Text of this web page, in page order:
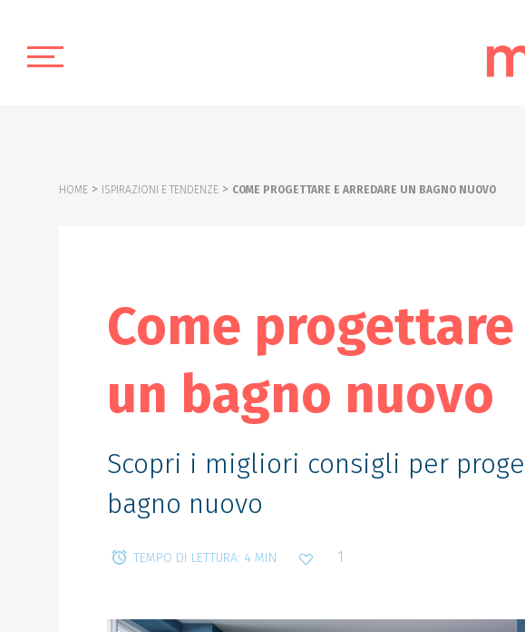
HOME > ISPIRAZIONI E TENDENZE > COME PROGETTARE E ARREDARE UN BAGNO NUOVO
Come
un bagno nuovo
Scopri i migliori consigli per
bagno nuovo
TEMPO DI LETTURA: 4 MIN 1